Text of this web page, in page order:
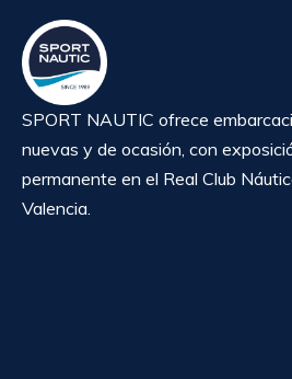
SPORT NAUTIC ofrece
nuevas y de ocasión, con
permanente en el Real Club
Valencia.